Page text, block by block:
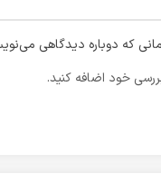
که دوباره دیدگاهی
خود اضافه کنید.